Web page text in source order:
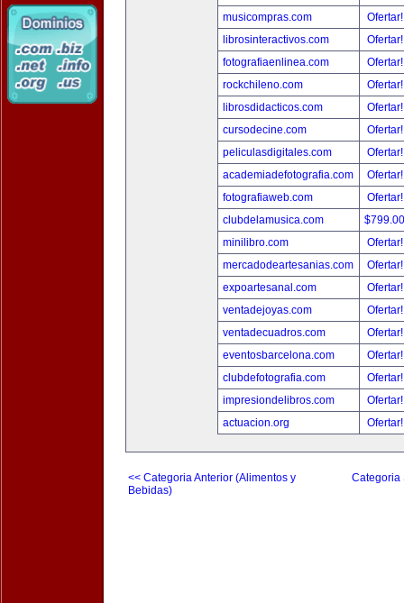
musicompras.com
librosinteractivos.com
fotografiaenlinea.com
rockchileno.com
librosdidacticos.com
cursodecine.com
peliculasdigitales.com
academiadefotografia.com
fotografiaweb.com
clubdelamusica.com
minilibro.com
mercadodeartesanias.com
expoartesanal.com
ventadejoyas.com
ventadecuadros.com
eventosbarcelona.com
clubdefotografia.com
impresiondelibros.com
actuacion.org
<< Categoria Anterior (Alimentos y
Bebidas)
Categoria